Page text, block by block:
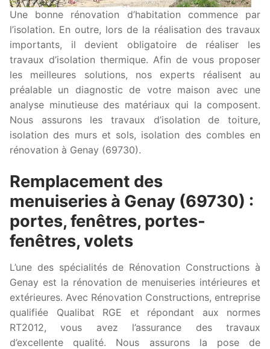
Une bonne rénovation d’habitation commence par
l’isolation. En outre, lors de la réalisation des travaux
importants, il devient obligatoire de réaliser les
travaux d’isolation thermique. Afin de vous proposer
les meilleures solutions, nos experts réalisent au
préalable un diagnostic de votre maison avec une
analyse minutieuse des matériaux qui la composent.
Nous assurons les travaux d’isolation de toiture,
isolation des murs et sols, isolation des combles en
rénovation à Genay (69730).
Remplacement des
menuiseries à Genay (69730) :
portes, fenêtres, portes-
fenêtres, volets
L’une des spécialités de Rénovation Constructions à
Genay est la rénovation de menuiseries intérieures et
extérieures. Avec Rénovation Constructions, entreprise
qualifiée Qualibat RGE et répondant aux normes
RT2012, vous avez l’assurance des travaux
d’excellente qualité. Nous assurons la pose de